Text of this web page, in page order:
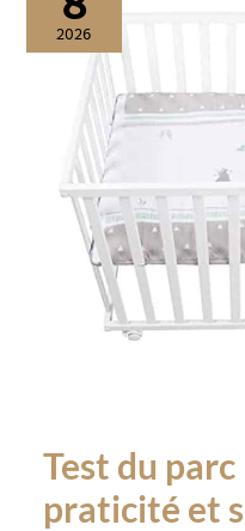
2026
Test du
praticité et